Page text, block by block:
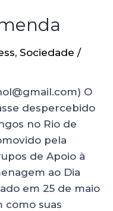
, Sociedade /
O
despercebido
no Rio de
pela
de Apoio à
ao Dia
em 25 de maio
como suas